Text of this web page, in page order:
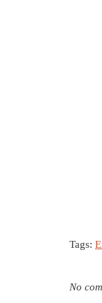
Tags:
No